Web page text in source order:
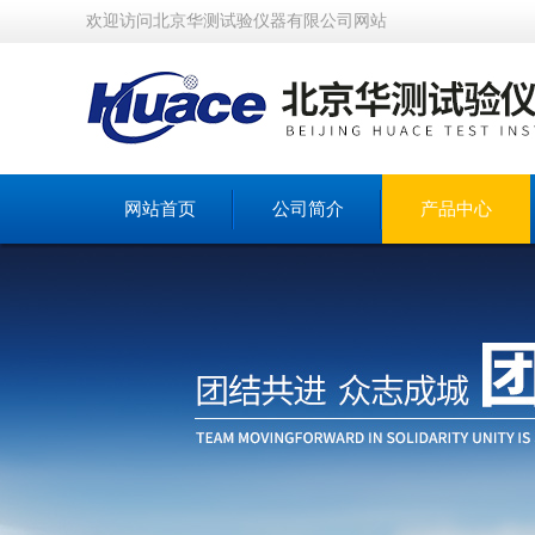
欢迎访问北京华测试验仪器有限公司网站
网站首页 公司简介 产品中心